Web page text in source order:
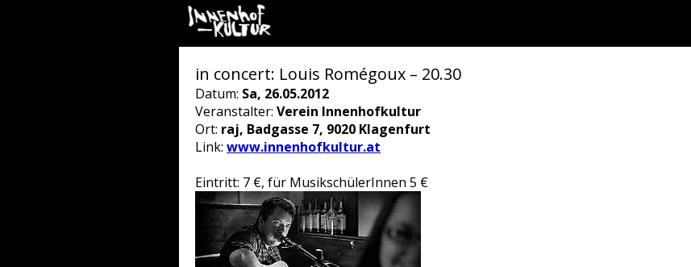
in concert: Louis Romégoux – 20.30
Datum: Sa, 26.05.2012
Veranstalter: Verein Innenhofkultur
Ort: raj, Badgasse 7, 9020 Klagenfurt
Link: www.innenhofkultur.at
Eintritt: 7 €, für MusikschülerInnen 5 €